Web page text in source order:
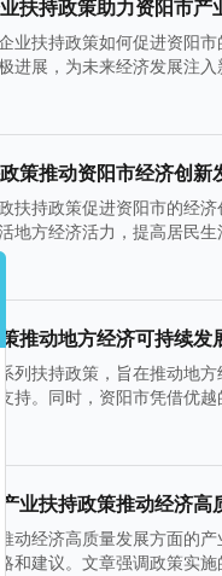
扶持政策助力资阳市产
业扶持政策如何促进资阳
进展，为未来经济发展注
策推动资阳市经济创新
扶持政策促进资阳市的经
地方经济活力，提高居民
策推动地方经济可持续发
列扶持政策，旨在推动地
持。同时，资阳市凭借优
业扶持政策推动经济高
动经济高质量发展方面的
和建议。文章强调政策实